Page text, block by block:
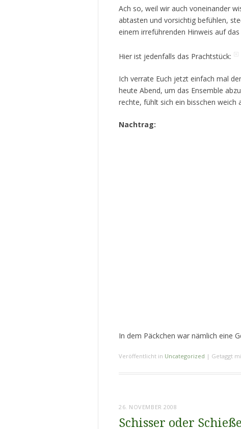
Ach so, weil wir auch voneinander
abtasten und vorsichtig befühlen,
einem irreführenden Hinweis auf
Hier ist jedenfalls das Prachtstück:
Ich verrate Euch jetzt einfach mal
heute Abend, um das Ensemble
rechte, fühlt sich ein bisschen weich
Nachtrag:
In dem Päckchen war nämlich eine
Veröffentlicht in Uncategorized | Getaggt
26. NOVEMBER 2008
Schisser oder